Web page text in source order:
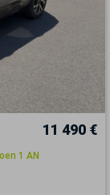
11 490 €
1 AN